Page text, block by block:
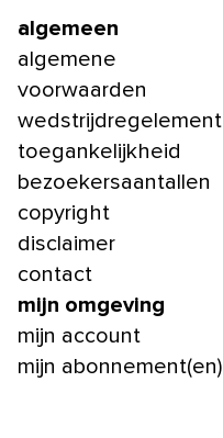
algemeen
algemene
voorwaarden
wedstrijdregelement
toegankelijkheid
bezoekersaantallen
copyright
disclaimer
contact
mijn omgeving
mijn account
mijn abonnement(en)